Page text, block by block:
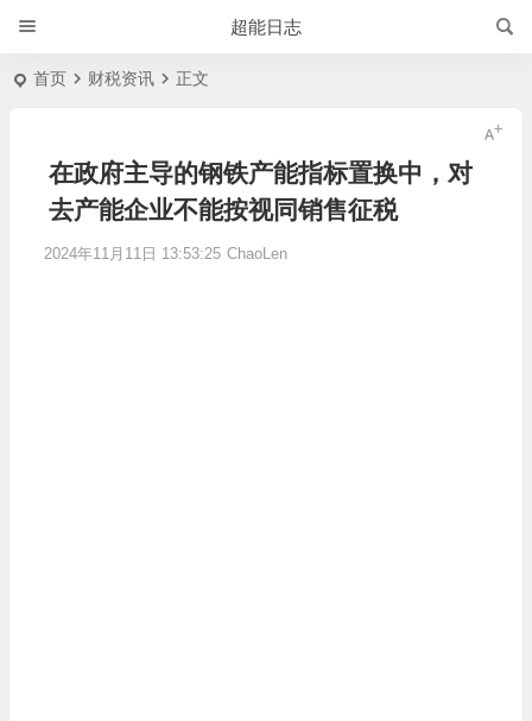
超能日志
首页 财税资讯 正文
在政府主导的钢铁产能指标置换中，对
去产能企业不能按视同销售征税
2024年11月11日 13:53:25 ChaoLen